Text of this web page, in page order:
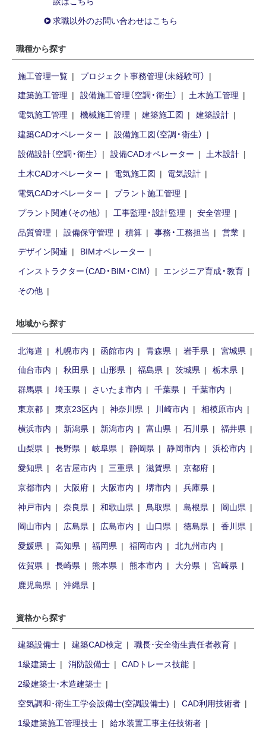
求職以外のお問い合わせはこちら
職種から探す
施工管理一覧
プロジェクト事務管理（未経験可）
建築施工管理
設備施工管理（空調・衛生）
土木施工管理
電気施工管理
機械施工管理 建築施工図
建築設計
建築CADオペレーター
設備施工図（空調・衛生）
設備設計（空調・衛生）
設備CADオペレーター
土木設計
土木CADオペレーター
電気施工図
電気設計
電気CADオペレーター
プラント施工管理
プラント関連（その他）
工事監理・設計監理
安全管理
品質管理
設備保守管理 積算 事務・工務担当
営業
デザイン関連
BIMオペレーター
インストラクター（CAD・BIM・CIM）
エンジニア育成・教育
その他
地域から探す
北海道 札幌市内 函館市内 青森県 岩手県
宮城県
仙台市内
秋田県 山形県 福島県 茨城県
栃木県
群馬県
埼玉県 さいたま市内 千葉県
千葉市内
東京都
東京23区内 神奈川県 川崎市内
相模原市内
横浜市内
新潟県 新潟市内 富山県 石川県
福井県
山梨県
長野県 岐阜県 静岡県 静岡市内
浜松市内
愛知県
名古屋市内 三重県 滋賀県
京都府
京都市内
大阪府 大阪市内 堺市内
兵庫県
神戸市内
奈良県 和歌山県 鳥取県 島根県
岡山県
岡山市内
広島県 広島市内 山口県 徳島県
香川県
愛媛県
高知県 福岡県 福岡市内
北九州市内
佐賀県
長崎県 熊本県 熊本市内 大分県
宮崎県
鹿児島県
沖縄県
資格から探す
建築設備士 建築CAD検定
職長･安全衛生責任者教育
1級建築士
消防設備士
CADトレース技能
2級建築士･木造建築士
空気調和･衛生工学会設備士(空調設備士)
CAD利用技術者
1級建築施工管理技士
給水装置工事主任技術者